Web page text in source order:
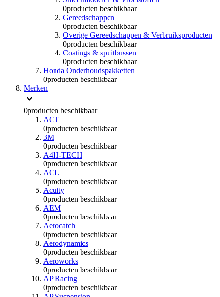
0producten beschikbaar
Gereedschappen
0producten beschikbaar
Overige Gereedschappen & Verbruiksproducten
0producten beschikbaar
Coatings & spuitbussen
0producten beschikbaar
Honda Onderhoudspakketten
0producten beschikbaar
Merken
0producten beschikbaar
ACT
0producten beschikbaar
3M
0producten beschikbaar
A4H-TECH
0producten beschikbaar
ACL
0producten beschikbaar
Acuity
0producten beschikbaar
AEM
0producten beschikbaar
Aerocatch
0producten beschikbaar
Aerodynamics
0producten beschikbaar
Aeroworks
0producten beschikbaar
AP Racing
0producten beschikbaar